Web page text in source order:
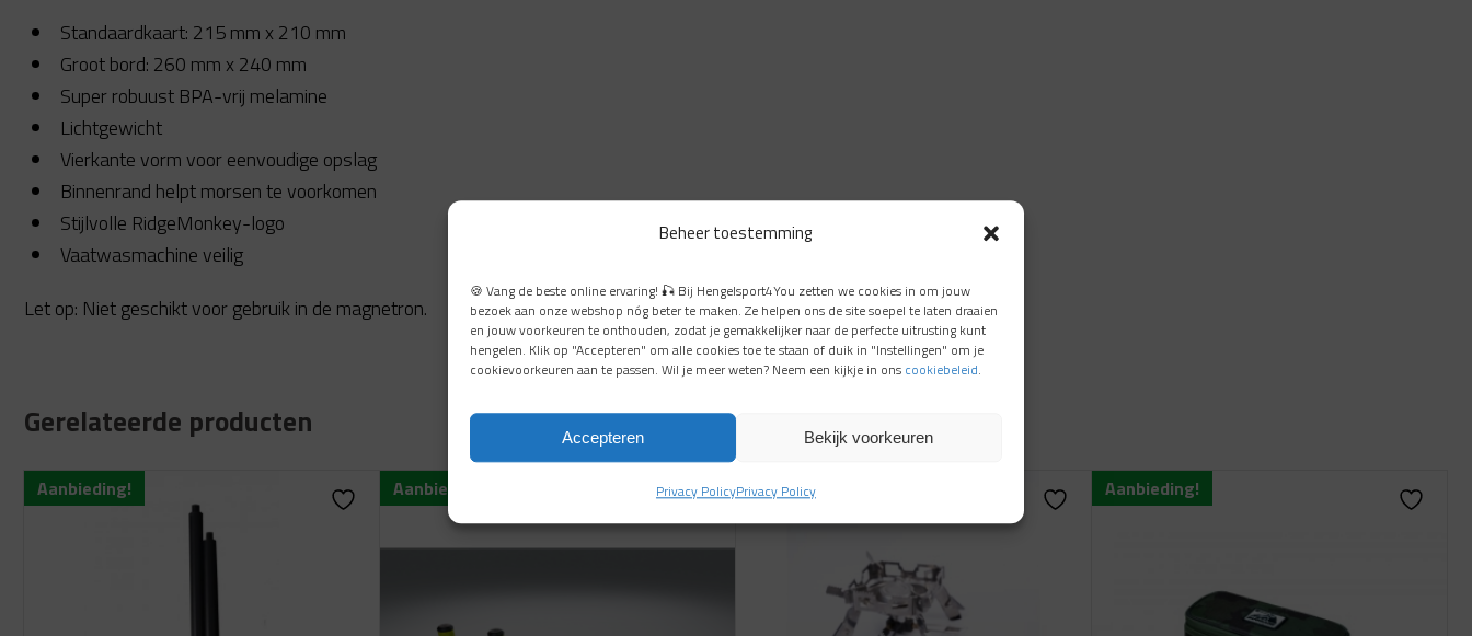
Beheer toestemming
🍪 Vang de beste online ervaring! 🎣 Bij Hengelsport4You zetten we cookies in om jouw
bezoek aan onze webshop nóg beter te maken. Ze helpen ons de site soepel te laten draaien
en jouw voorkeuren te onthouden, zodat je gemakkelijker naar de perfecte uitrusting kunt
hengelen. Klik op "Accepteren" om alle cookies toe te staan of duik in "Instellingen" om je
cookievoorkeuren aan te passen. Wil je meer weten? Neem een kijkje in ons cookiebeleid.
Accepteren Bekijk voorkeuren
Privacy PolicyPrivacy Policy
Standaardkaart: 215 mm x 210 mm
Groot bord: 260 mm x 240 mm
Super robuust BPA-vrij melamine
Lichtgewicht
Vierkante vorm voor eenvoudige opslag
Binnenrand helpt morsen te voorkomen
Stijlvolle RidgeMonkey-logo
Vaatwasmachine veilig
Let op: Niet geschikt voor gebruik in de magnetron.
Gerelateerde producten
Aanbieding! Aanbieding! Aanbieding! Aanbieding!